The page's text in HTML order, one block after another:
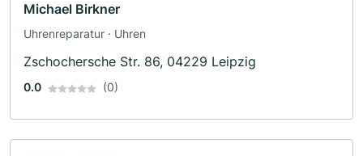
Michael Birkner
Uhrenreparatur · Uhren
Zschochersche Str. 86, 04229 Leipzig
0.0 (0)